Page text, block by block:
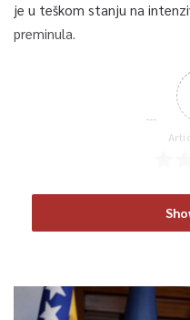
je u teškom stanju na
preminula.